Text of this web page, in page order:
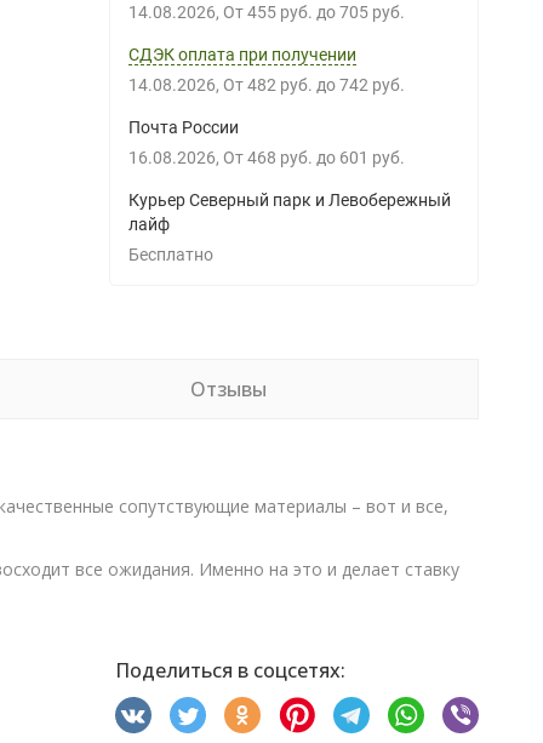
14.08.2026 От 455 руб. до 705 руб.
СДЭК оплата при получении
14.08.2026 От 482 руб. до 742 руб.
Почта России
16.08.2026 От 468 руб. до 601 руб.
Курьер Северный парк и Левобережный
лайф
Бесплатно
Отзывы
сопутствующие материалы – вот и все,
все ожидания. Именно на это и делает ставку
Поделиться в соцсетях: